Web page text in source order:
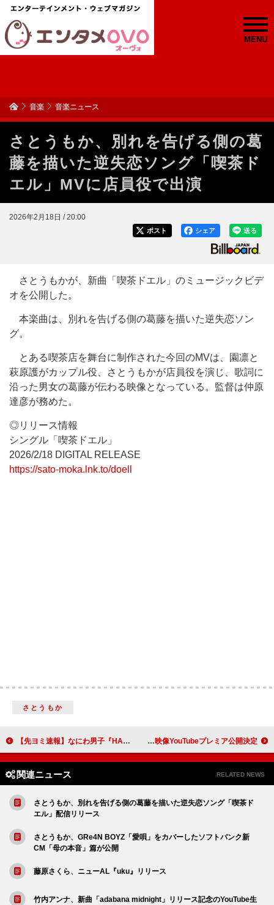
MENU
音楽 音楽ニュース
さとうもか、別れを告げる側の葛
藤を描いた逆失恋ソング「喫茶ド
エル」MVに店員役で出演
2026年2月18日 / 20:00
送る
シェア
ポスト
さとうもかが、新曲「喫茶ドエル」のミュージックビデ
オを公開した。
本楽曲は、別れを告げる側の葛藤を描いた逆失恋ソン
グ。
とある喫茶店を舞台に制作された今回のMVは、園凛と
萩原護がカップル役、さとうもかが店員役を演じ、歌詞に
沿った男女の葛藤が伝わる映像となっている。監督は仲原
達彦が務めた。
◎リリース情報
シングル「喫茶ドエル」
2026/2/18 DIGITAL RELEASE
https://sato-moka.lnk.to/doell
さとうもか
【先ヨミ速報】なにわ男子『HARD WORK』フラゲ日集計でハーフミリオン突破 シングルとしては通算5作目の達成 櫻坂46、未公開ライブ映像YouTubeプレミア公開決定
関連ニュース RELATED NEWS
さとうもか、別れを告げる側の葛藤を描いた逆失恋ソング「喫茶ド
エル」配信リリース
さとうもか、GRe4N BOYZ「愛唄」をカバーしたソフトバンク新
CM「母の本音」篇が公開
藤原さくら、ニューAL『uku』リリース
竹内アンナ、新曲「adabana midnight」リリース記念のYouTube生